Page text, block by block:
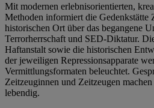
Mit modernen erlebnisorientierten,
Methoden informiert die Gedenkstätte
historischen Ort über das begangene
Terrorherrschaft und SED-Diktatur.
Haftanstalt sowie die historischen
der jeweiligen Repressionsapparate
Vermittlungsformaten beleuchtet.
Zeitzeuginnen und Zeitzeugen
lebendig.